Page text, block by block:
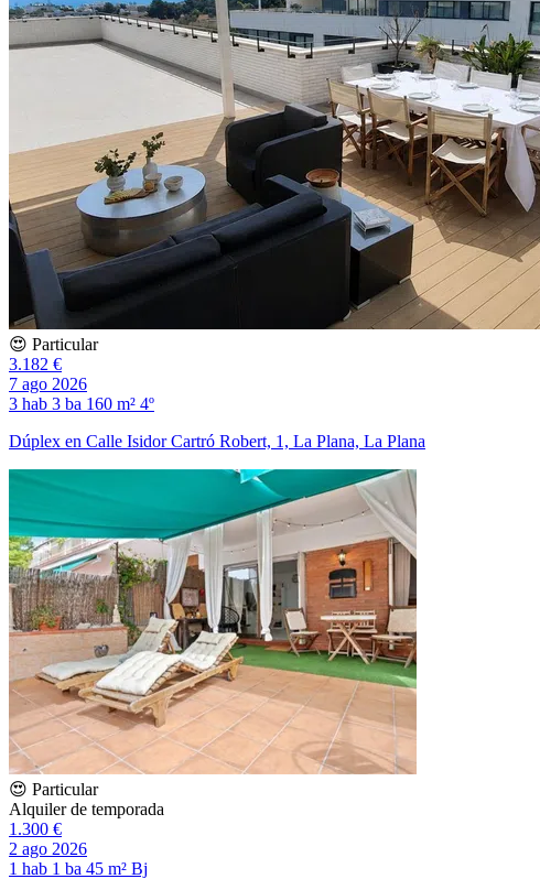
😍 Particular
3.182 €
7 ago 2026
3 hab 3 ba 160 m² 4º
Dúplex en Calle Isidor Cartró Robert, 1, La Plana, La Plana
😍 Particular
Alquiler de temporada
1.300 €
2 ago 2026
1 hab 1 ba 45 m² Bj